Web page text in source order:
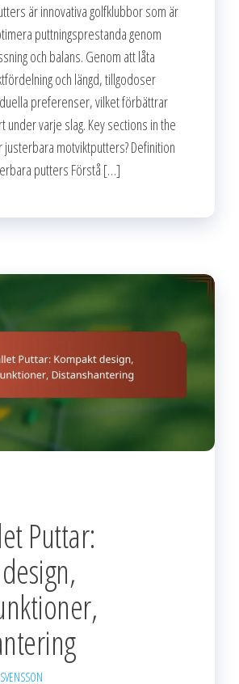
är innovativa golfklubbor som är
puttningsprestanda genom
och balans. Genom att låta
och längd, tillgodoser
preferenser, vilket förbättrar
under varje slag. Key sections in the
justerbara motviktputters? Definition
putters Förstå […]
Puttar: